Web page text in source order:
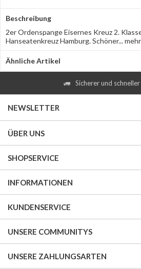
Beschreibung
2er Ordenspange Eisernes Kreuz 2.
Hanseatenkreuz Hamburg. Schöner...mehr
Ähnliche Artikel
Sicherer und
NEWSLETTER
ÜBER UNS
SHOPSERVICE
INFORMATIONEN
KUNDENSERVICE
UNSERE COMMUNITYS
UNSERE ZAHLUNGSARTEN